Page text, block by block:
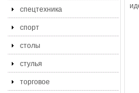
спецтехника
спорт
столы
стулья
торговое